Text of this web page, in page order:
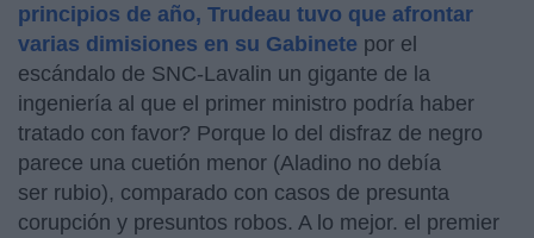
principios de año, Trudeau tuvo que afrontar
varias dimisiones en su Gabinete por el
escándalo de SNC-Lavalin un gigante de la
ingeniería al que el primer ministro podría haber
tratado con favor? Porque lo del disfraz de negro
parece una cuetión menor (Aladino no debía
ser rubio), comparado con casos de presunta
corupción y presuntos robos. A lo mejor. el premier